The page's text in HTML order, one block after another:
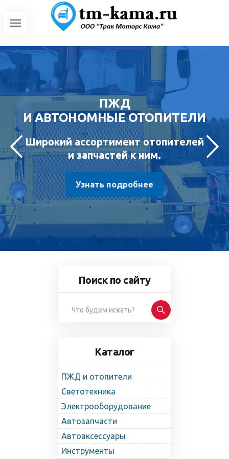
ПЖД
И АВТОНОМНЫЕ ОТОПИТЕЛИ
Широкий ассортимент отопителей
и запчастей к ним.
Узнать подробнее
Поиск по сайту
Каталог
ПЖД и отопители
Светотехника
Электрооборудование
Автозапчасти
Автоаксессуары
Инструменты